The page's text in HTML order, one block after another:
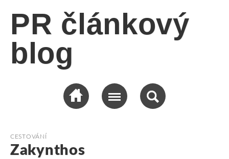
PR článkový
blog
CESTOVÁNÍ
Zakynthos